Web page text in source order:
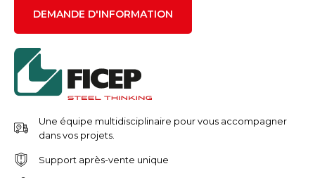
DEMANDE D'INFORMATION
Une équipe multidisciplinaire pour vous accompagner
dans vos projets.
Support après-vente unique